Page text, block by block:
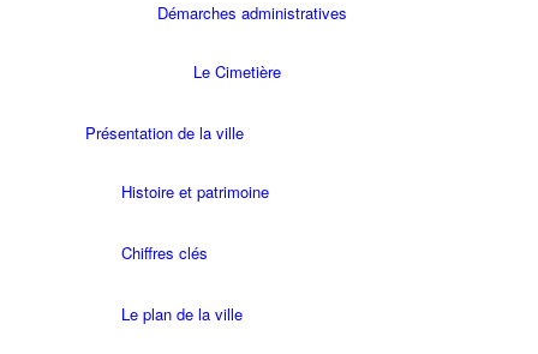
Démarches administratives
Le Cimetière
Présentation de la ville
Histoire et patrimoine
Chiffres clés
Le plan de la ville